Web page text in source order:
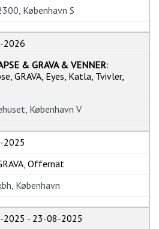
København S
2026
& GRAVA & VENNER:
GRAVA, Eyes, Katla, Tvivler,
København V
2025
Offernat
København
2025 - 23-08-2025